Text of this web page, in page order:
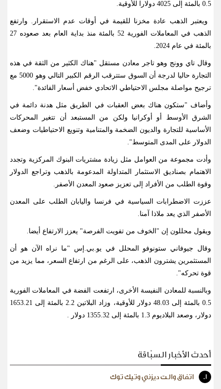
0.5 بالمئة إلى 4025 دولارا للأوقية .
ويعتبر الذهب عادة مخزنا للقيمة في أوقات عدم الاستقرار. وارتفع
الذهب في المعاملات الفورية 52 بالمئة منذ بداية العام بعد صعوده 27
بالمئة في عام 2024
.
وقال تاي وونج وهو تاجر معادن مستقل "هناك الكثير من الثقة في هذه
التجارة حاليا لدرجة أن السوق ستترقب الرقم الكبير التالي وهو 5000 مع
ترجيح مواصلة مجلس الاحتياطي الاتحادي خفض أسعار الفائدة".
وأضاف "ستكون هناك بعض العقبات في الطريق مثل هدنة دائمة في
الشرق الأوسط أو أوكرانيا ولكن من المستبعد أن تتغير المحركات
الأساسية للتجارة والديون الضخمة والمتنامية وتنويع الاحتياطيات وضعف
الدولار على المدى المتوسط".
وأدت مجموعة من العوامل مثل زيادة مشتريات البنوك المركزية وتجدد
الاهتمام بصناديق الاستثمار المتداولة المدعومة بالذهب وتراجع الدولار
وقوة الطلب من الأفراد إلى تعزيز صعود المعدن الأصفر .
عززت الاضطرابات السياسية في فرنسا واليابان الطلب على المعدن
الأصفر الذي يعد ملاذا آمنا.
ويقول محللون إن "الخوف من تفويت الفرصة" يعزز الارتفاع أيضا.
وقال جيوفاني ستونوفو المحلل في يو.بي.إس "ما نراه الآن هو أن
المستثمرين يشترون الذهب، على الرغم من ارتفاع السعر، مما يزيد من
قوة تحركه".
وبالنسبة للمعادن النفيسة الأخرى، ارتفعت الفضة في المعاملات الفورية
0.5 بالمئة إلى 48.03 دولار للأوقية، وزاد البلاتين 2.2 بالمئة إلى 1653.21
دولار، وصعد البلاديوم 1.3 بالمئة إلى 1355.32 دولار
.
أحدث الأخبار السبّاقة
1. اتفاق والت ديزني وتيك توك